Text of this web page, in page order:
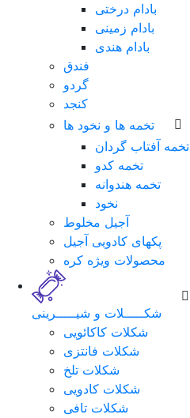
بادام درختی
بادام زمینی
بادام هندی
فندق
گردو
کنجد
تخمه ها و نخود ها
تخمه آفتاب گردان
تخمه کدو
تخمه هندوانه
نخود
آجیل مخلوط
پکهای کادویی آجیل
محصولات ویژه کره
شکـــــلات و شیـــــرینی
شکلات کاکائویی
شکلات فانتزی
شکلات تلخ
شکلات کادویی
شکلات تافی